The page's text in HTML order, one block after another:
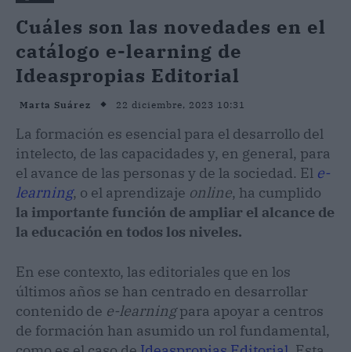
Cuáles son las novedades en el
catálogo e-learning de
Ideaspropias Editorial
Marta Suárez 22 diciembre, 2023 10:31
La formación es esencial para el desarrollo del
intelecto, de las capacidades y, en general, para
el avance de las personas y de la sociedad. El e-
learning, o el aprendizaje online, ha cumplido
la importante función de ampliar el alcance de
la educación en todos los niveles.
En ese contexto, las editoriales que en los
últimos años se han centrado en desarrollar
contenido de e-learningpara apoyar a centros
de formación han asumido un rol fundamental,